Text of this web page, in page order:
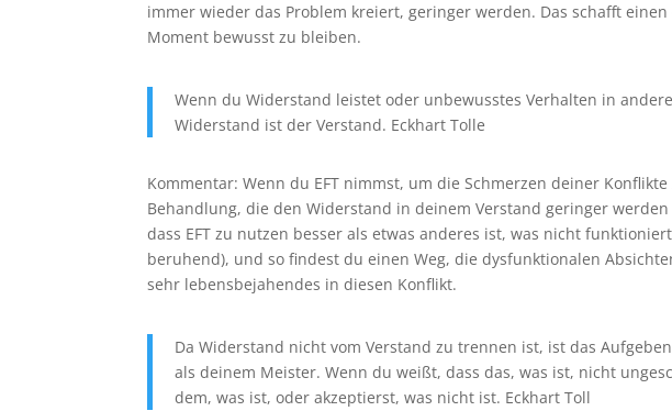
immer wieder das Problem kreiert, geringer werden. Das schafft
Moment bewusst zu bleiben.
Wenn du Widerstand leistet oder unbewusstes Verhalten in
Widerstand ist der Verstand. Eckhart Tolle
Kommentar: Wenn du EFT nimmst, um die Schmerzen deiner
Behandlung, die den Widerstand in deinem Verstand geringer
dass EFT zu nutzen besser als etwas anderes ist, was nicht
beruhend), und so findest du einen Weg, die dysfunktionalen
sehr lebensbejahendes in diesen Konflikt.
Da Widerstand nicht vom Verstand zu trennen ist, ist das
als deinem Meister. Wenn du weißt, dass das, was ist, nicht
dem, was ist, oder akzeptierst, was nicht ist. Eckhart Toll